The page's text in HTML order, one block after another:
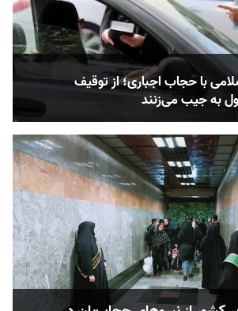
با حجاب اجباری؛ از توقیف
به جیب می‌زنند